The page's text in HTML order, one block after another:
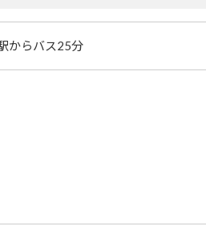
からバス25分